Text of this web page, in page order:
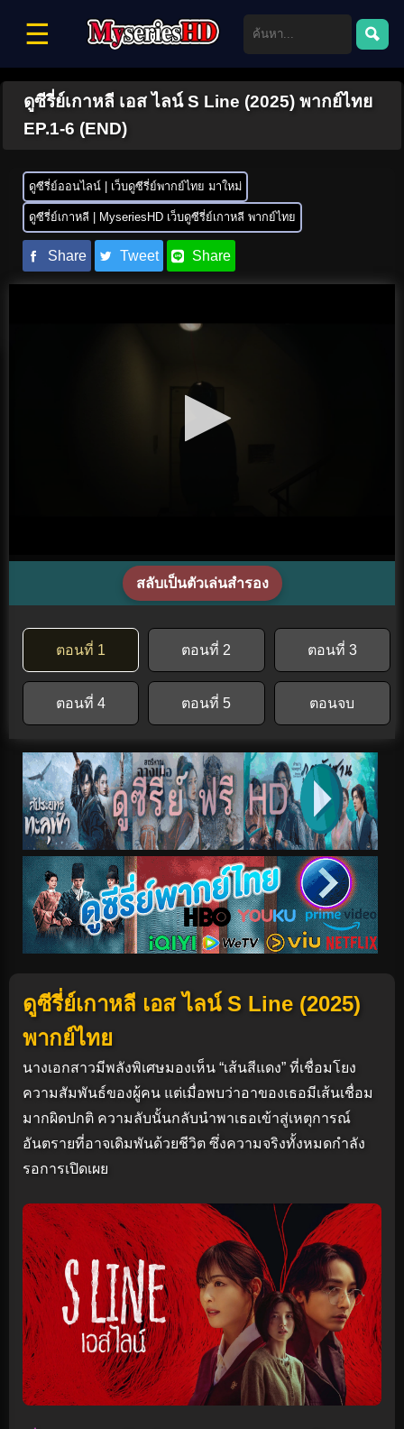
☰
ดูซีรี่ย์เกาหลี เอส ไลน์ S Line (2025) พากย์ไทย
EP.1-6 (END)
ดูซีรี่ย์ออนไลน์ | เว็บดูซีรี่ย์พากย์ไทย มาใหม่
ดูซีรี่ย์เกาหลี | MyseriesHD เว็บดูซีรี่ย์เกาหลี พากย์ไทย
Share Tweet Share
สลับเป็นตัวเล่นสำรอง
ตอนที่ 1 ตอนที่ 2 ตอนที่ 3
ตอนที่ 4 ตอนที่ 5 ตอนจบ
ดูซีรี่ย์เกาหลี เอส ไลน์ S Line (2025)
พากย์ไทย
นางเอกสาวมีพลังพิเศษมองเห็น “เส้นสีแดง” ที่เชื่อมโยง
ความสัมพันธ์ของผู้คน แต่เมื่อพบว่าอาของเธอมีเส้นเชื่อม
มากผิดปกติ ความลับนั้นกลับนำพาเธอเข้าสู่เหตุการณ์
อันตรายที่อาจเดิมพันด้วยชีวิต ซึ่งความจริงทั้งหมดกำลัง
รอการเปิดเผย